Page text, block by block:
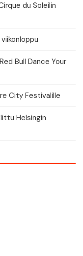
du Soleilin
Bull Dance Your
City Festivalille
Helsingin